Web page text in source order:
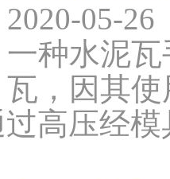
2020-05-26
一种水泥
瓦，因其
高压经